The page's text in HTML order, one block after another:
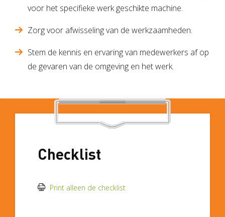
voor het specifieke werk geschikte machine.
Zorg voor afwisseling van de werkzaamheden.
Stem de kennis en ervaring van medewerkers af op
de gevaren van de omgeving en het werk.
Checklist
Print alleen de checklist